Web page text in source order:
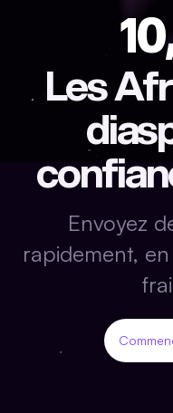
Les
Envoyez
rapidement,